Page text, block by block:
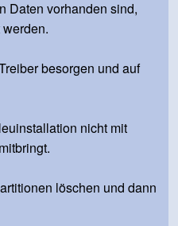
Daten vorhanden sind,
besorgen und auf
nicht mit
löschen und dann